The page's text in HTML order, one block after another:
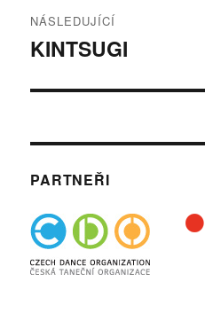
NÁSLEDUJÍCÍ
Následující
KINTSUGI
PARTNEŘI